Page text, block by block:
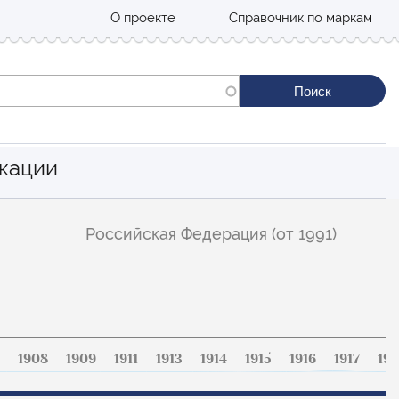
О проекте Справочник по маркам
Российская Федерация (от 1991)
1908 1909 1911 1913 1914 1915 1916 1917